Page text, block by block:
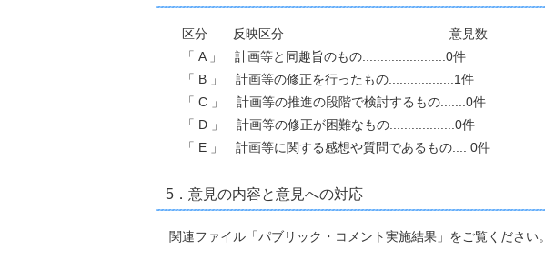
区分 反映区分 意見数
「 A 」 計画等と同趣旨のもの.......................0件
「 B 」 計画等の修正を行ったもの..................1件
「 C 」 計画等の推進の段階で検討するもの.......0件
「 D 」 計画等の修正が困難なもの..................0件
「 E 」 計画等に関する感想や質問であるもの.... 0件
5．意見の内容と意見への対応
関連ファイル「パブリック・コメント実施結果」をご覧ください。